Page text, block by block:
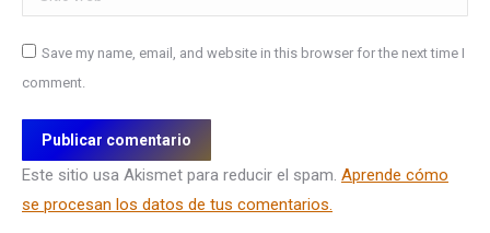
Save my name, email, and website in this browser for the next time I
comment.
Publicar comentario
Este sitio usa Akismet para reducir el spam. Aprende cómo
se procesan los datos de tus comentarios.